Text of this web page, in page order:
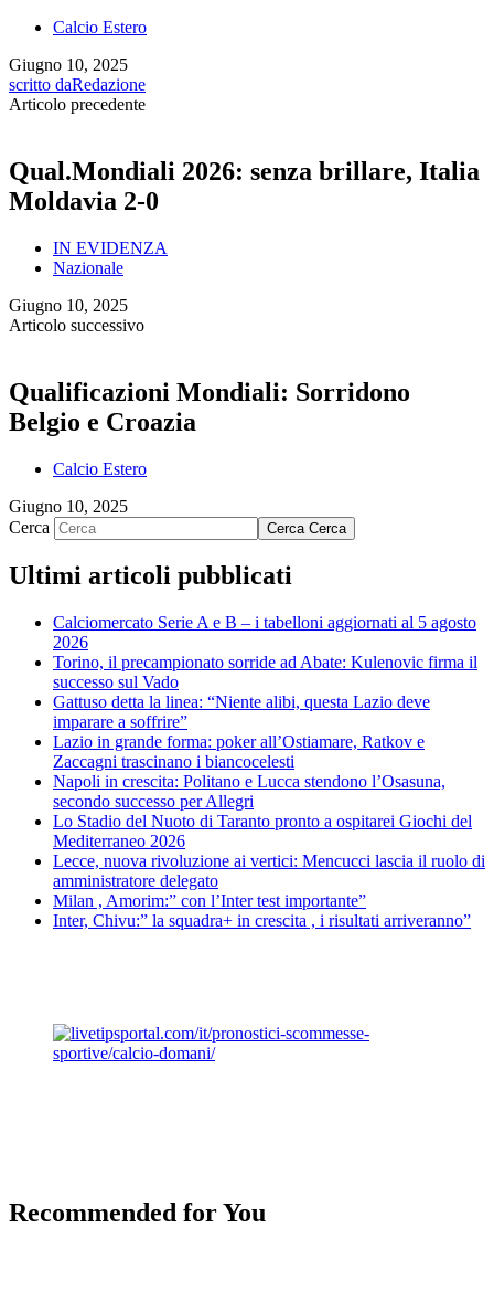
Calcio Estero
Giugno 10, 2025
scritto daRedazione
Articolo precedente
Qual.Mondiali 2026: senza brillare, Italia
Moldavia 2-0
IN EVIDENZA
Nazionale
Giugno 10, 2025
Articolo successivo
Qualificazioni Mondiali: Sorridono
Belgio e Croazia
Calcio Estero
Giugno 10, 2025
Cerca
Cerca Cerca
Ultimi articoli pubblicati
Calciomercato Serie A e B – i tabelloni aggiornati al 5 agosto
2026
Torino, il precampionato sorride ad Abate: Kulenovic firma il
successo sul Vado
Gattuso detta la linea: “Niente alibi, questa Lazio deve
imparare a soffrire”
Lazio in grande forma: poker all’Ostiamare, Ratkov e
Zaccagni trascinano i biancocelesti
Napoli in crescita: Politano e Lucca stendono l’Osasuna,
secondo successo per Allegri
Lo Stadio del Nuoto di Taranto pronto a ospitarei Giochi del
Mediterraneo 2026
Lecce, nuova rivoluzione ai vertici: Mencucci lascia il ruolo di
amministratore delegato
Milan , Amorim:” con l’Inter test importante”
Inter, Chivu:” la squadra+ in crescita , i risultati arriveranno”
Recommended for You